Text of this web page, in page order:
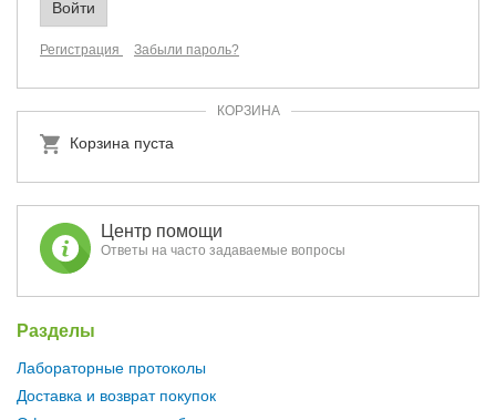
Регистрация Забыли пароль?
КОРЗИНА
Корзина пуста
Центр помощи
Ответы на часто задаваемые вопросы
Разделы
Лабораторные протоколы
Доставка и возврат покупок